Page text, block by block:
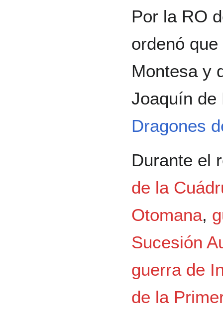
Por la RO
ordenó
Montesa y
Joaquín
Dragones
Durante el
de la
Otomana,
Sucesión
guerra de
de la